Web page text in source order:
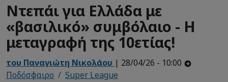
Ντεπάι για Ελλάδα με
«βασιλικό» συμβόλαιο - Η
μεταγραφή της 10ετίας!
του Παναγιώτη Νικολάου | 28/04/26 - 10:00
Ποδόσφαιρο
Super League